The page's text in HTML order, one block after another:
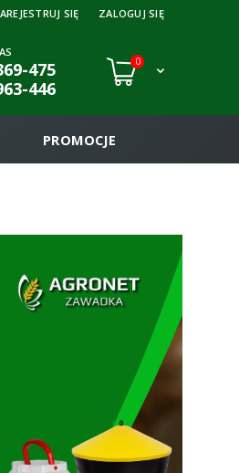
SIĘ ZALOGUJ SIĘ
475
446
0
PROMOCJE